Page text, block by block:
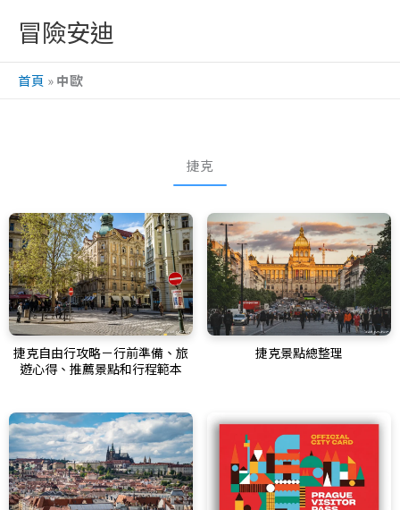
主
冒險安迪
首頁 »中歐
捷克
捷克自由行攻略－行前準備、旅
遊心得、推薦景點和行程範本
捷克景點總整理